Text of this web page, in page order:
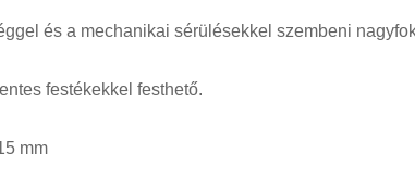
és a mechanikai sérülésekkel szembeni
festékekkel festhető.
mm